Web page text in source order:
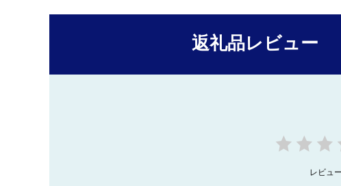
返礼品レビュー
レビュ